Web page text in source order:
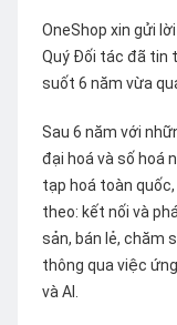
OneShop xin gửi
Quý Đối tác đã tin
suốt 6 năm vừa
Sau 6 năm với
đại hoá và số hoá
tạp hoá toàn
theo: kết nối và
sản, bán lẻ, chăm
thông qua việc
và AI.